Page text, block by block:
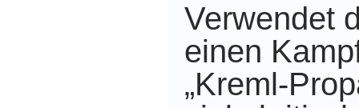
Verwendet
einen
„Kreml-